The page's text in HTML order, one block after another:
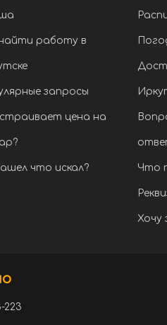
работу в
запросы
цена на
что искал? Что
Хочу
223